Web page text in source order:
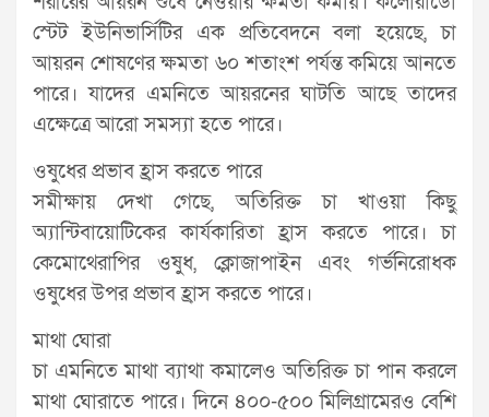
স্টেট ইউনিভার্সিটির এক প্রতিবেদনে বলা হয়েছে, চা
আয়রন শোষণের ক্ষমতা ৬০ শতাংশ পর্যন্ত কমিয়ে আনতে
পারে। যাদের এমনিতে আয়রনের ঘাটতি আছে তাদের
এক্ষেত্রে আরো সমস্যা হতে পারে।
ওষুধের প্রভাব হ্রাস করতে পারে
সমীক্ষায় দেখা গেছে, অতিরিক্ত চা খাওয়া কিছু
অ্যান্টিবায়োটিকের কার্যকারিতা হ্রাস করতে পারে। চা
কেমোথেরাপির ওষুধ, ক্লোজাপাইন এবং গর্ভনিরোধক
ওষুধের উপর প্রভাব হ্রাস করতে পারে।
মাথা ঘোরা
চা এমনিতে মাথা ব্যাথা কমালেও অতিরিক্ত চা পান করলে
মাথা ঘোরাতে পারে। দিনে ৪০০-৫০০ মিলিগ্রামেরও বেশি